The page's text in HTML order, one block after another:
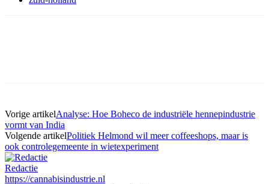
Vorige artikelAnalyse: Hoe Boheco de industriële hennepindustrie
vormt van India
Volgende artikelPolitiek Helmond wil meer coffeeshops, maar is
ook controlegemeente in wietexperiment
Redactie
https://cannabisindustrie.nl